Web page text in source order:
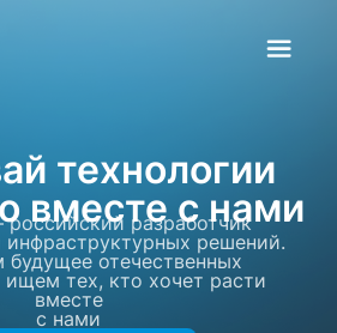
технологии
вместе с нами
разработчик
решений.
отечественных
ищем тех, кто хочет расти
вместе
с нами